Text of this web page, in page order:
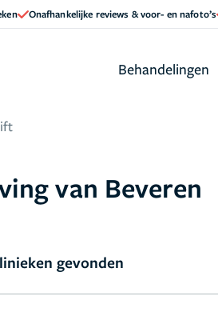
Onafhankelijke reviews & voor- en nafoto’s
Behandelingen
van Beveren
gevonden